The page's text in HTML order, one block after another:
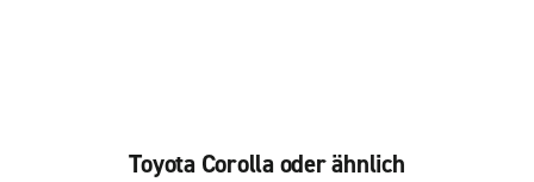
Toyota Corolla oder ähnlich